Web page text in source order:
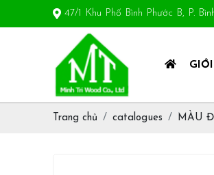
47/1 Khu Phố Bình Phước B, P.
Trang chủ catalogues MÀU